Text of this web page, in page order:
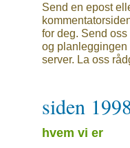
Send en epost
for deg. Send
og planleggingen
server. La oss
siden
hvem vi er